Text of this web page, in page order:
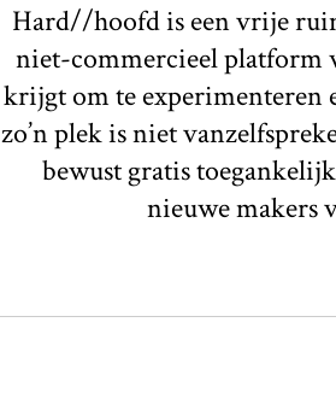
Hard//hoofd is een vrije
niet-commercieel platform
krijgt om te experimenteren
zo’n plek is niet
bewust gratis
nieuwe makers